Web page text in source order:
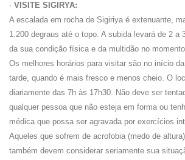
· VISITE SIGIRYA:
A escalada em rocha de Sigiriya é extenuante,
1.200 degraus até o topo. A subida levará de 2 a
da sua condição física e da multidão no
Os melhores horários para visitar são no início
tarde, quando é mais fresco e menos cheio. O
diariamente das 7h às 17h30. Não deve ser
qualquer pessoa que não esteja em forma ou
médica que possa ser agravada por exercícios
Aqueles que sofrem de acrofobia (medo de altura)
também devem considerar seriamente sua